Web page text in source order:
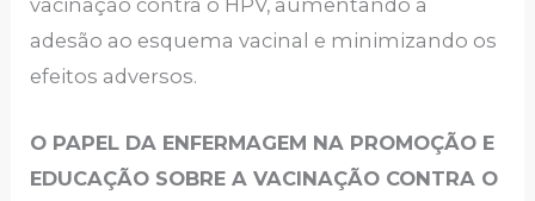
vacinação contra o HPV, aumentando a
adesão ao esquema vacinal e minimizando os
efeitos adversos.
O PAPEL DA ENFERMAGEM NA PROMOÇÃO E
EDUCAÇÃO SOBRE A VACINAÇÃO CONTRA O